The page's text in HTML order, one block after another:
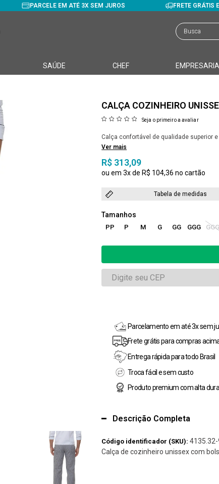
PARCELE EM ATÉ 3X SEM JUROS FRETE GRÁTIS
SAÚDE CHEF EMPRESARIAL
CALÇA COZINHEIRO
Seja o primeiro a avaliar
Calça confortável de qualidade superior
Ver mais
R$ 313,09
3x R$ 104,36
Tabela de medidas
PP P M G GG GGG
Parcelamento em até 3x sem
Frete grátis para compras
Entrega rápida para todo Brasil
Troca fácil e sem custo
Produto premium com alta
Descrição Completa
Código identificador (SKU): 4135.32-
Calça de cozinheiro unissex com